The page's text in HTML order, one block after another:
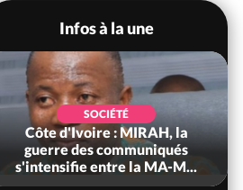
Infos à la une
SOCIÉTÉ
Côte d'Ivoire : MIRAH, la
guerre des communiqués
s'intensifie entre la MA-M...